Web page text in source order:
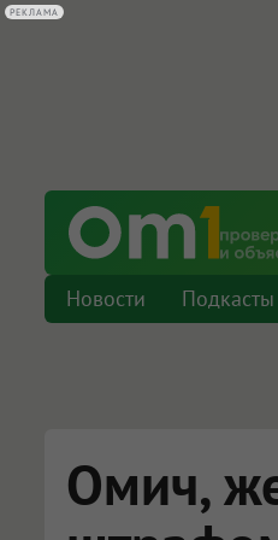
Новости Подкасты
Омич,
РЕКЛАМА